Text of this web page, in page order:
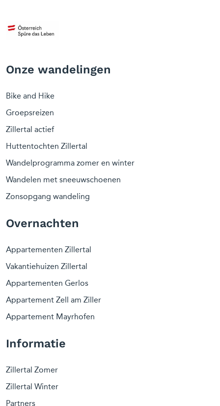
Onze wandelingen
Bike and Hike
Groepsreizen
Zillertal actief
Huttentochten Zillertal
Wandelprogramma zomer en winter
Wandelen met sneeuwschoenen
Zonsopgang wandeling
Overnachten
Appartementen Zillertal
Vakantiehuizen Zillertal
Appartementen Gerlos
Appartement Zell am Ziller
Appartement Mayrhofen
Informatie
Zillertal Zomer
Zillertal Winter
Partners